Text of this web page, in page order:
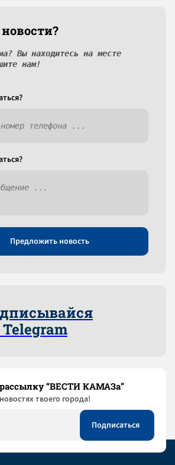
Вы находитесь на месте
нам!
Предложить новость
“ВЕСТИ КАМАЗа”
твоего города!